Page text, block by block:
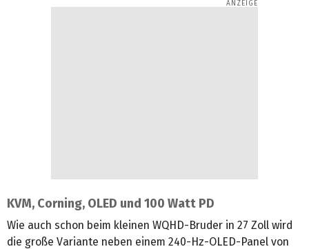
KVM, Corning, OLED und 100 Watt PD
Wie auch schon beim kleinen WQHD-Bruder in 27 Zoll wird
die große Variante neben einem 240-Hz-OLED-Panel von